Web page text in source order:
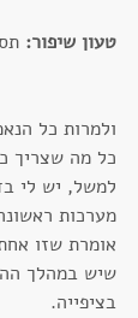
טעון שיפור:
ולמרות כל
כל מה שצריך
למשל, יש לי
מערכות
אומרת שזו
שיש במהלך
בציפייה.